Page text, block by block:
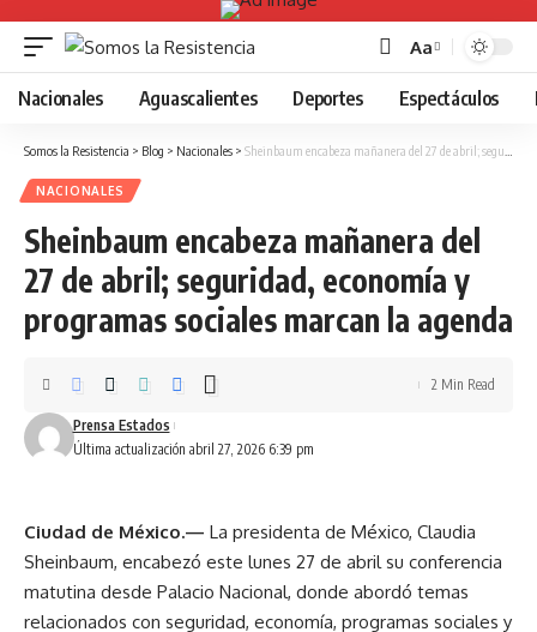
Font
Resizer
Aa
Nacionales Aguascalientes Deportes Espectáculos
Somos la Resistencia > Blog > Nacionales > Sheinbaum encabeza mañanera del 27 de abril; seguridad, economía y programas sociales marcan la agenda
NACIONALES
Sheinbaum encabeza mañanera del
27 de abril; seguridad, economía y
programas sociales marcan la agenda
Última actualización abril 27, 2026 6:39 pm
Prensa Estados
2 Min Read
Ciudad de México.— La presidenta de México, Claudia
Sheinbaum, encabezó este lunes 27 de abril su conferencia
matutina desde Palacio Nacional, donde abordó temas
relacionados con seguridad, economía, programas sociales y